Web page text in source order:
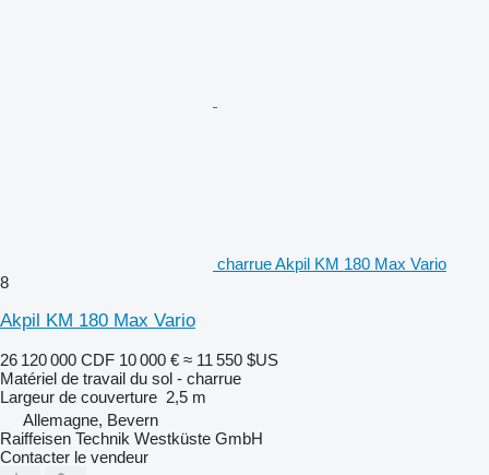
charrue Akpil KM 180 Max Vario
8
Akpil KM 180 Max Vario
26 120 000 CDF 10 000 € ≈ 11 550 $US
Matériel de travail du sol - charrue
Largeur de couverture 2,5 m
Allemagne, Bevern
Raiffeisen Technik Westküste GmbH
Contacter le vendeur